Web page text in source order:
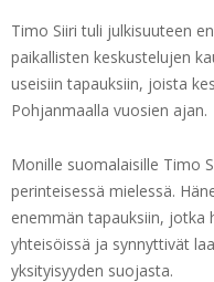
Timo Siiri tuli julkisuuteen
paikallisten keskustelujen
useisiin tapauksiin, joista
Pohjanmaalla vuosien ajan.
Monille suomalaisille Timo
perinteisessä mielessä.
enemmän tapauksiin, jotka
yhteisöissä ja synnyttivät
yksityisyyden suojasta.